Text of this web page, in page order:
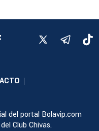
|
del portal Bolavip.com
Club Chivas.